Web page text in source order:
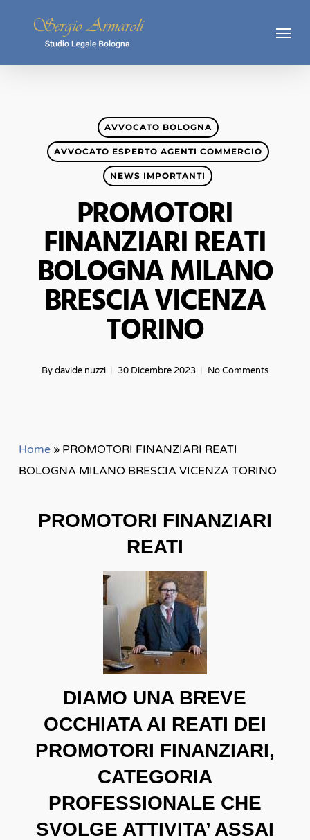
Menu
AVVOCATO BOLOGNA
AVVOCATO ESPERTO AGENTI COMMERCIO
NEWS IMPORTANTI
PROMOTORI
FINANZIARI REATI
BOLOGNA MILANO
BRESCIA VICENZA
TORINO
Bydavide.nuzzi 30 Dicembre 2023 No Comments
Home» PROMOTORI FINANZIARI REATI
BOLOGNA MILANO BRESCIA VICENZA TORINO
PROMOTORI FINANZIARI
REATI
DIAMO UNA BREVE
OCCHIATA AI REATI DEI
PROMOTORI FINANZIARI,
CATEGORIA
PROFESSIONALE CHE
SVOLGE ATTIVITA’ ASSAI